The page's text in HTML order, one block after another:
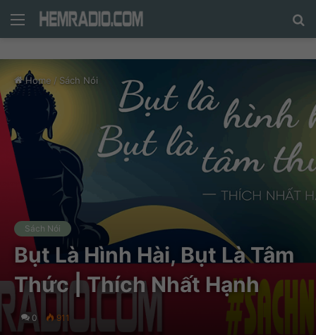
Menu
Home / Sách Nói
Sách Nói
Bụt Là Hình Hài, Bụt Là Tâm
Thức | Thích Nhất Hạnh
0 911